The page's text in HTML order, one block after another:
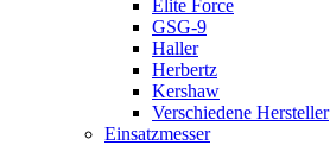
Elite Force
GSG-9
Haller
Herbertz
Kershaw
Verschiedene Hersteller
Einsatzmesser